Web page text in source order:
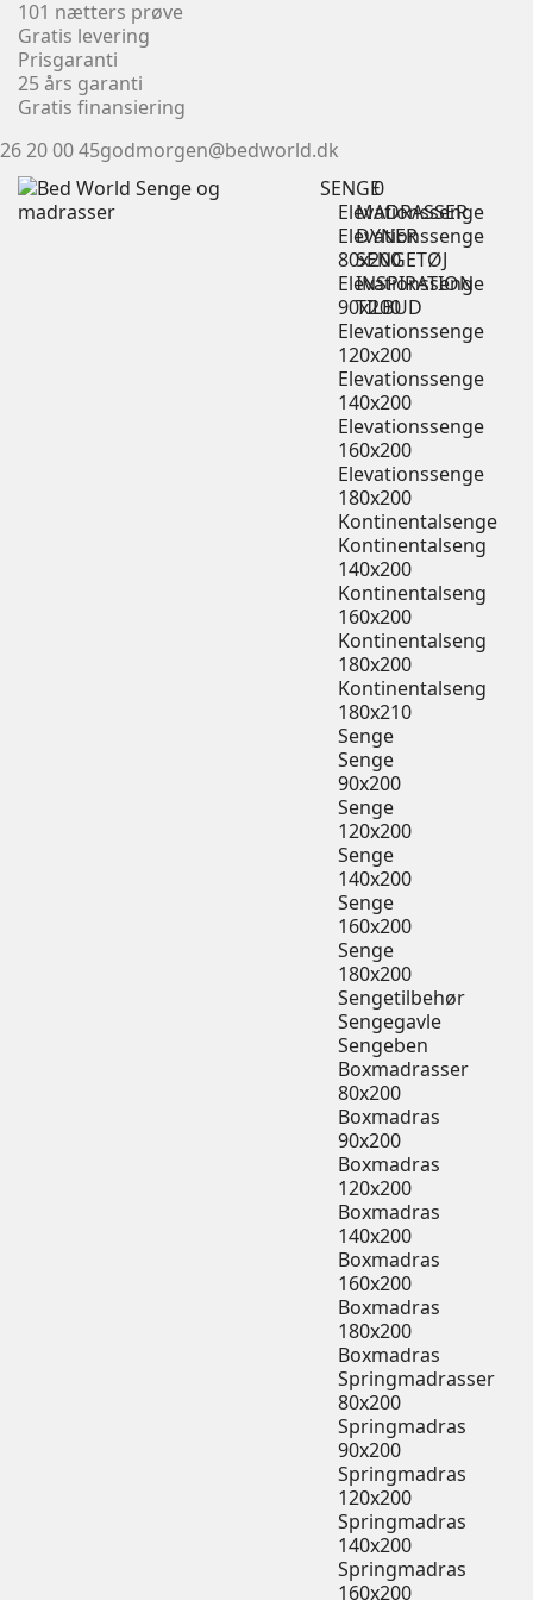
101 nætters prøve
Gratis levering
Prisgaranti
25 års garanti
Gratis finansiering
26 20 00 45godmorgen@bedworld.dk
SENGE
Elevationssenge
Elevationssenge
80x200
Elevationssenge
90x200
Elevationssenge
120x200
Elevationssenge
140x200
Elevationssenge
160x200
Elevationssenge
180x200
Kontinentalsenge
Kontinentalseng
140x200
Kontinentalseng
160x200
Kontinentalseng
180x200
Kontinentalseng
180x210
Senge
Senge
90x200
Senge
120x200
Senge
140x200
Senge
160x200
Senge
180x200
Sengetilbehør
Sengegavle
Sengeben
MADRASSER
Boxmadrasser
80x200
Boxmadras
90x200
Boxmadras
120x200
Boxmadras
140x200
Boxmadras
160x200
Boxmadras
180x200
Boxmadras
Springmadrasser
80x200
Springmadras
90x200
Springmadras
120x200
Springmadras
140x200
Springmadras
160x200
DYNER
SENGETØJ
INSPIRATION
TILBUD
0